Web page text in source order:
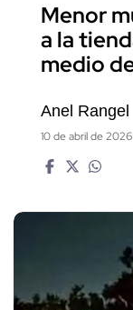
Menor
a la
medio
Anel Rangel
10 de abril de 2026